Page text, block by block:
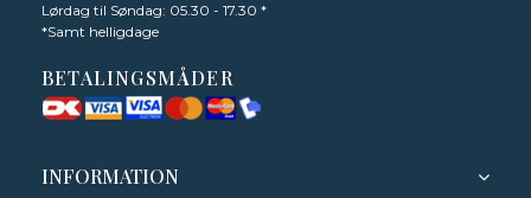
Lørdag til Søndag: 05.30 - 17.30 *
*Samt helligdage
BETALINGSMÅDER
INFORMATION